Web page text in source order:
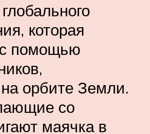
которая
помощью
орбите Земли.
со
маячка в